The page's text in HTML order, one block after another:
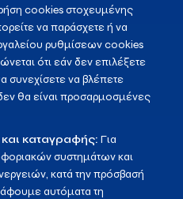
cookies στοχευμένης
να παράσχετε ή να
ρυθμίσεων cookies
ότι εάν δεν επιλέξετε
συνεχίσετε να βλέπετε
θα είναι προσαρμοσμένες
καταγραφής: Για
συστημάτων και
κατά την πρόσβασή
αυτόματα τη